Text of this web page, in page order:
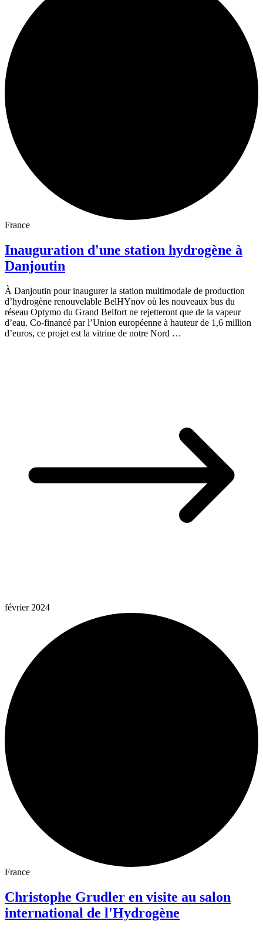
France
Inauguration d'une station hydrogène à
Danjoutin
À Danjoutin pour inaugurer la station multimodale de production
d’hydrogène renouvelable BelHYnov où les nouveaux bus du
réseau Optymo du Grand Belfort ne rejetteront que de la vapeur
d’eau. Co-financé par l’Union européenne à hauteur de 1,6 million
d’euros, ce projet est la vitrine de notre Nord …
février 2024
France
Christophe Grudler en visite au salon
international de l'Hydrogène